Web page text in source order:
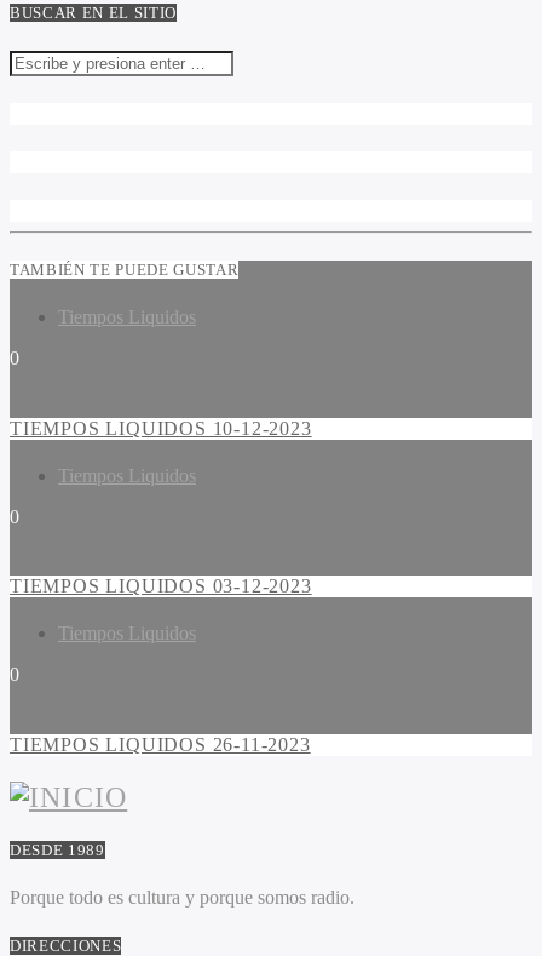
BUSCAR EN EL SITIO
TAMBIÉN TE PUEDE GUSTAR
Tiempos Liquidos
0
TIEMPOS LIQUIDOS 10-12-2023
Tiempos Liquidos
0
TIEMPOS LIQUIDOS 03-12-2023
Tiempos Liquidos
0
TIEMPOS LIQUIDOS 26-11-2023
DESDE 1989
Porque todo es cultura y porque somos radio.
DIRECCIONES